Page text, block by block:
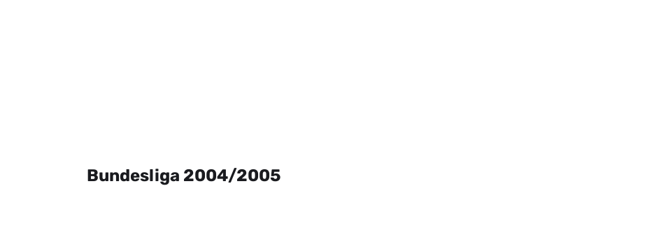
Bundesliga 2004/2005